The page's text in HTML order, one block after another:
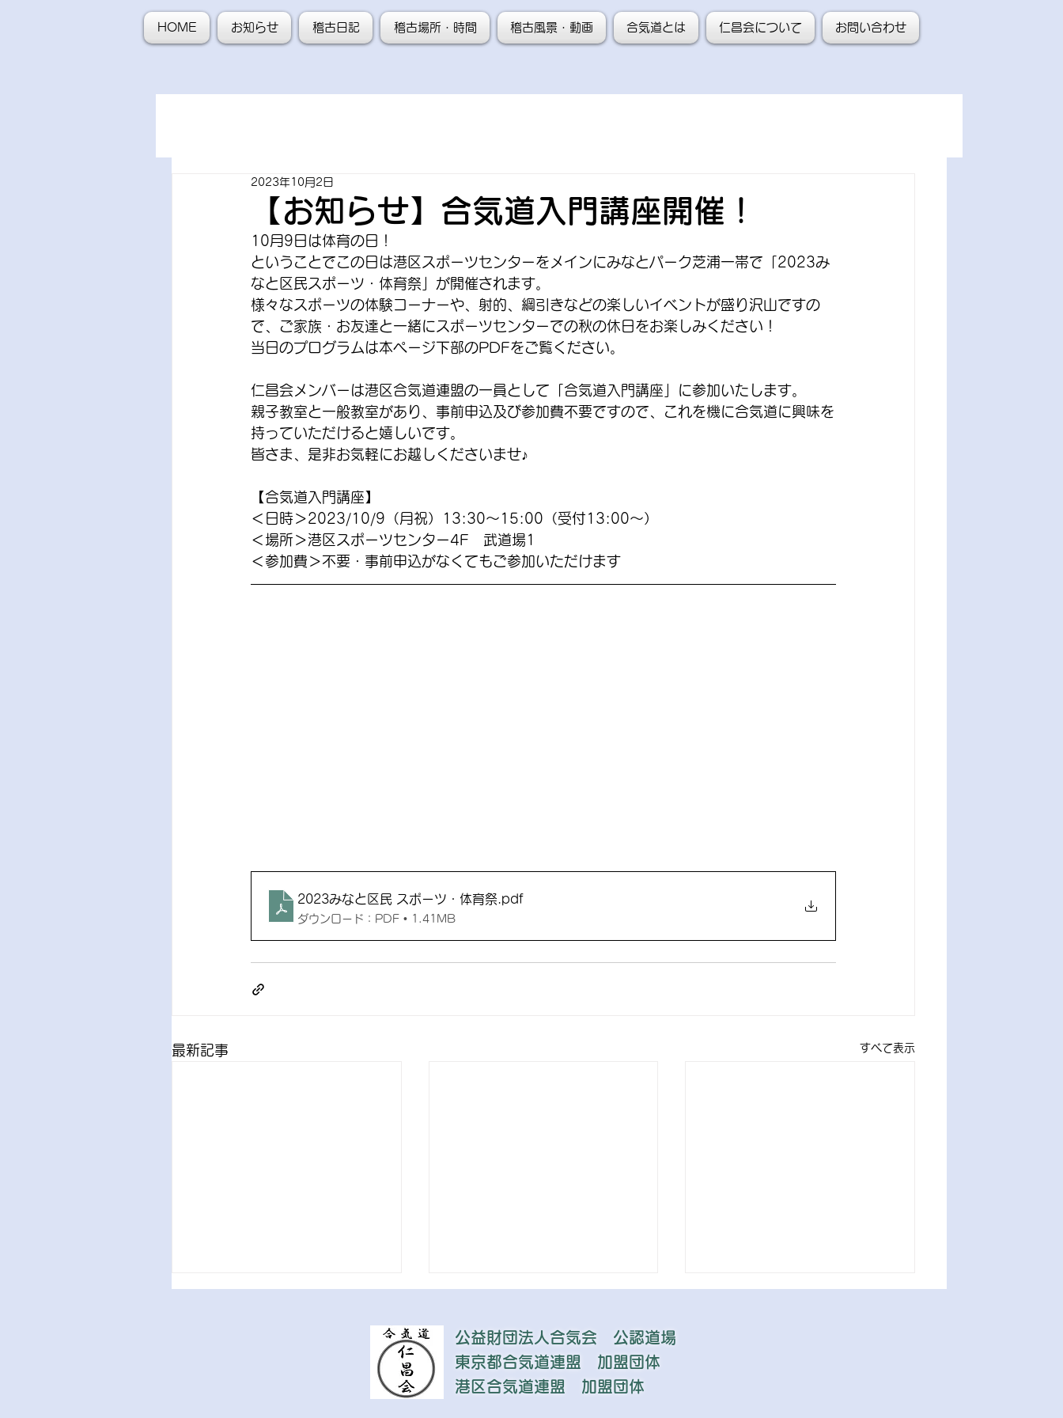
HOME お知らせ 稽古日記 稽古場所・時間 稽古風景・動画 合気道とは 仁昌会について お問い合わせ
【お知らせ】合気道入門講座開催！
2023年10月2日
10月9日は体育の日！
ということでこの日は港区スポーツセンターをメインにみなとパーク芝浦一帯で「2023み
なと区民スポーツ・体育祭」が開催されます。
様々なスポーツの体験コーナーや、射的、綱引きなどの楽しいイベントが盛り沢山ですの
で、ご家族・お友達と一緒にスポーツセンターでの秋の休日をお楽しみください！
当日のプログラムは本ページ下部のPDFをご覧ください。
仁昌会メンバーは港区合気道連盟の一員として「合気道入門講座」に参加いたします。
親子教室と一般教室があり、事前申込及び参加費不要ですので、これを機に合気道に興味を
持っていただけると嬉しいです。
皆さま、是非お気軽にお越しくださいませ♪
【合気道入門講座】
＜日時＞2023/10/9（月祝）13:30～15:00（受付13:00～）
＜場所＞港区スポーツセンター4F　武道場1
＜参加費＞不要・事前申込がなくてもご参加いただけます
2023みなと区民 スポーツ・体育祭 .pdf
ダウンロード：PDF • 1.41MB
最新記事 すべて表示
公益財団法人合気会 公認道場​
東京都合気道連盟 加盟団体
港区合気道連盟 加盟団体